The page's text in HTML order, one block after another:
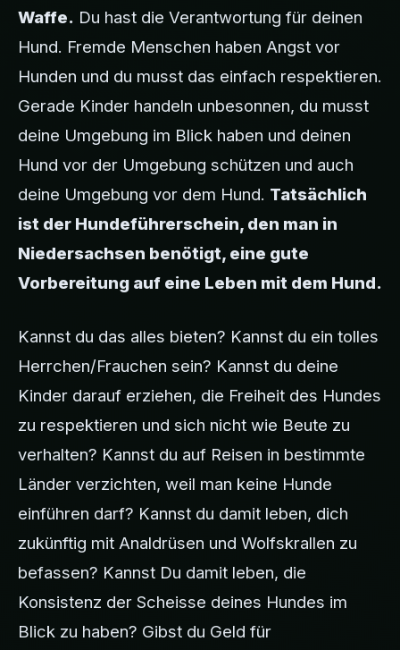
Waffe. Du hast die Verantwortung für deinen
Hund. Fremde Menschen haben Angst vor
Hunden und du musst das einfach respektieren.
Gerade Kinder handeln unbesonnen, du musst
deine Umgebung im Blick haben und deinen
Hund vor der Umgebung schützen und auch
deine Umgebung vor dem Hund. Tatsächlich
ist der Hundeführerschein, den man in
Niedersachsen benötigt, eine gute
Vorbereitung auf eine Leben mit dem Hund.
Kannst du das alles bieten? Kannst du ein tolles
Herrchen/Frauchen sein? Kannst du deine
Kinder darauf erziehen, die Freiheit des Hundes
zu respektieren und sich nicht wie Beute zu
verhalten? Kannst du auf Reisen in bestimmte
Länder verzichten, weil man keine Hunde
einführen darf? Kannst du damit leben, dich
zukünftig mit Analdrüsen und Wolfskrallen zu
befassen? Kannst Du damit leben, die
Konsistenz der Scheisse deines Hundes im
Blick zu haben? Gibst du Geld für